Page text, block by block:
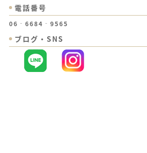
電話番号
06‐6684‐9565
ブログ・SNS